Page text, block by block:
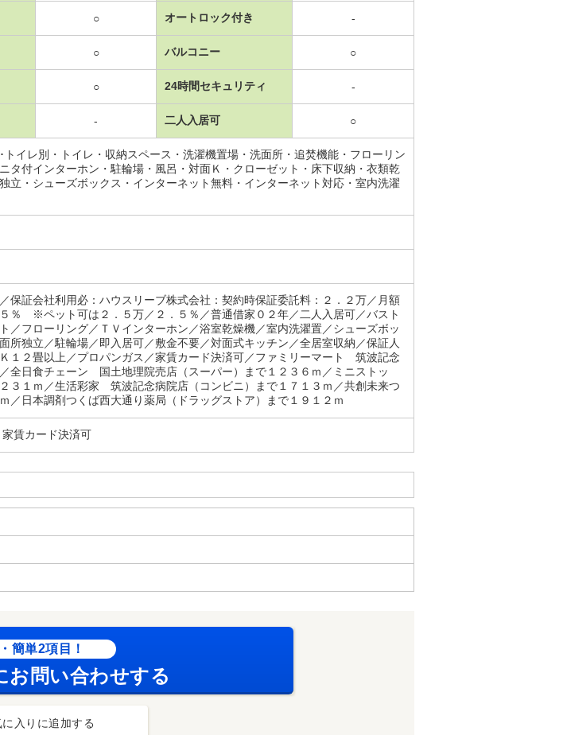
○ オートロック付き -
○ バルコニー ○
○ 24時間セキュリティ -
- 二人入居可 ○
イレ別・トイレ・収納スペース・洗濯機置場・洗面所・追焚機能・フローリン
タ付インターホン・駐輪場・風呂・対面Ｋ・クローゼット・床下収納・衣類乾
立・シューズボックス・インターネット無料・インターネット対応・室内洗濯
証会社利用必：ハウスリーブ株式会社：契約時保証委託料：２．２万／月額
％ ※ペット可は２．５万／２．５％／普通借家０２年／二人入居可／バスト
／フローリング／ＴＶインターホン／浴室乾燥機／室内洗濯置／シューズボッ
所独立／駐輪場／即入居可／敷金不要／対面式キッチン／全居室収納／保証人
１２畳以上／プロパンガス／家賃カード決済可／ファミリーマート 筑波記念
全日食チェーン 国土地理院売店（スーパー）まで１２３６ｍ／ミニストッ
３１ｍ／生活彩家 筑波記念病院店（コンビニ）まで１７１３ｍ／共創未来つ
／日本調剤つくば西大通り薬局（ドラッグストア）まで１９１２ｍ
賃カード決済可
簡単2項目！
お問い合わせする
に入りに追加する